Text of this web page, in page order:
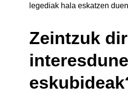
legediak hala eskatzen
Zeintzuk